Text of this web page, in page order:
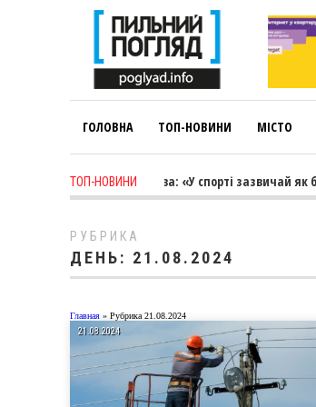
ГОЛОВНА ТОП-НОВИНИ МІСТО
ТОП-НОВИНИ
Лариса Коновалова: «У спорті зазвичай як
РУБРИКА
ДЕНЬ: 21.08.2024
Главная » Рубрика 21.08.2024
21.08.2024